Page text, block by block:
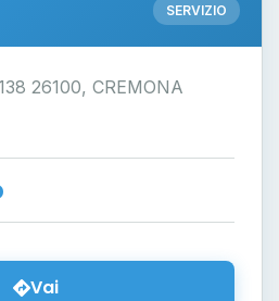
SERVIZIO
26100, CREMONA
Vai